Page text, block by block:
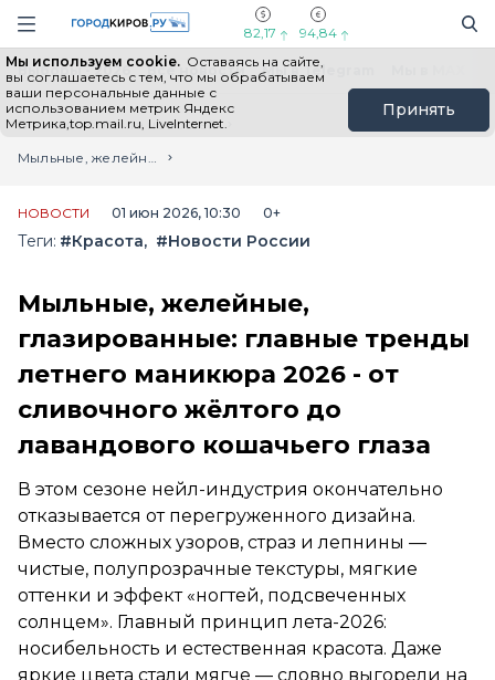
Навигация сайта
82,17 94,84
Мы используем cookie. Оставаясь на сайте,
вы соглашаетесь с тем, что мы обрабатываем
ваши персональные данные с
использованием метрик Яндекс
Метрика,top.mail.ru, LiveInternet.
Принять
Выборы - 2026 Все новости Мы в Telegram
Главная
Лента новостей
Мыльные, желейные, глазированные: главные тренды летнего маникюра 2026 - от сливочного жёлтого до лавандового кошачьего глаза
НОВОСТИ 01 июн 2026, 10:30 0+
Теги: #Красота #Новости России
Мыльные, желейные,
глазированные: главные тренды
летнего маникюра 2026 - от
сливочного жёлтого до
лавандового кошачьего глаза
В этом сезоне нейл-индустрия окончательно
отказывается от перегруженного дизайна.
Вместо сложных узоров, страз и лепнины —
чистые, полупрозрачные текстуры, мягкие
оттенки и эффект «ногтей, подсвеченных
солнцем». Главный принцип лета-2026:
носибельность и естественная красота. Даже
яркие цвета стали мягче — словно выгорели на